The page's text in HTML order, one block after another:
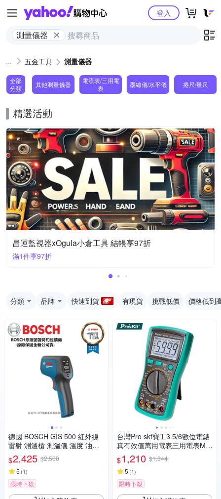
Yahoo購物中心
測量儀器
登入
五金工具 測量儀器
全部
分類
其他測量儀器
電流表/三用電
表
墨線儀/水平儀 捲尺/量尺
精選活動
昌運監視器xOgula小倉工具 結帳享97折
滿1件享97折
分類 品牌 快速到貨 有現貨 挑戰低價 價格低到
德國 BOSCH GIS 500 紅外線
雷射 測溫槍 測溫儀 溫度 油溫
水溫 冷氣
$2,425 $2,500
5 (1)
限時下殺
台灣Pro skt寶工3 5/6數位電錶
真有效值萬用電表三用電表MT-
1280附探針(具線晶體測試,量
測交流電壓電容電阻溫度)公司
貨,享一年保固
$1,210 $1,344
5 (1)
限時下殺